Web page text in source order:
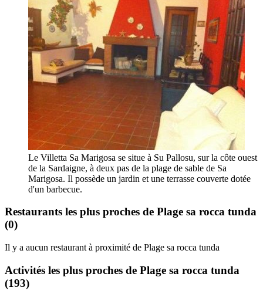
Le Villetta Sa Marigosa se situe à Su Pallosu, sur la côte ouest
de la Sardaigne, à deux pas de la plage de sable de Sa
Marigosa. Il possède un jardin et une terrasse couverte dotée
d'un barbecue.
Restaurants les plus proches de Plage sa rocca tunda
(0)
Il y a aucun restaurant à proximité de Plage sa rocca tunda
Activités les plus proches de Plage sa rocca tunda
(193)